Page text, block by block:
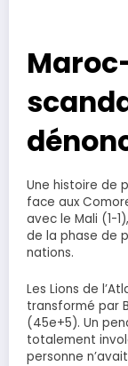
Une histoire de
face aux
avec le Mali (1-
de la phase de
nations.
Les Lions de
transformé par
(45e+5). Un
totalement
personne